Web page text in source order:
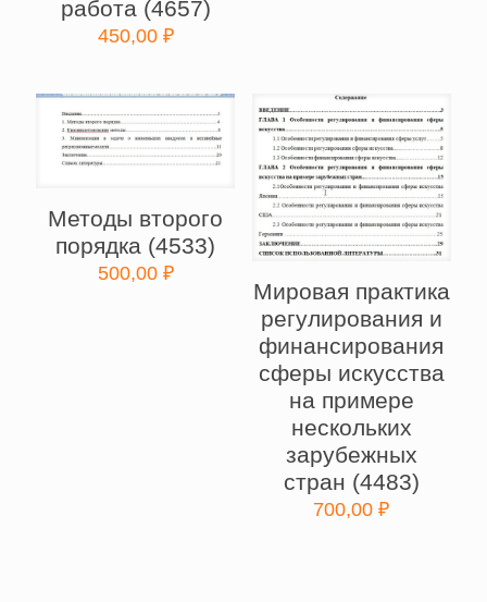
работа (4657)
450,00 ₽
Методы второго
порядка (4533)
500,00 ₽
Мировая практика
регулирования и
финансирования
сферы искусства
на примере
нескольких
зарубежных
стран (4483)
700,00₽